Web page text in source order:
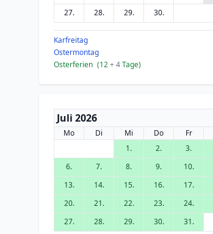
27.
28. 29. 30.
Karfreitag
Ostermontag
Osterferien (12+ 4Tage)
Juli 2026
Mo Di Mi Do Fr
1.
2. 3.
6.
7. 8. 9. 10.
13.
14. 15. 16. 17.
20.
21. 22. 23. 24.
27.
28. 29. 30. 31.